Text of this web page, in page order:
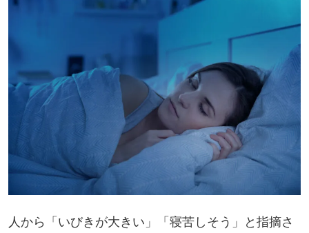
人から「いびきが大きい」「寝苦しそう」と指摘さ